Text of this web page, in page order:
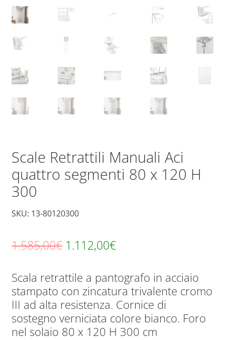
Scale Retrattili Manuali Aci
quattro segmenti 80 x 120 H
300
SKU: 13-80120300
1.585,00€ Il
originale
era:
1.585,00€.
1.112,00€Il
attuale
è:
1.112,00€.
Scala retrattile a pantografo in acciaio
stampato con zincatura trivalente cromo
III ad alta resistenza. Cornice di
sostegno verniciata colore bianco. Foro
nel solaio 80 x 120 H 300 cm